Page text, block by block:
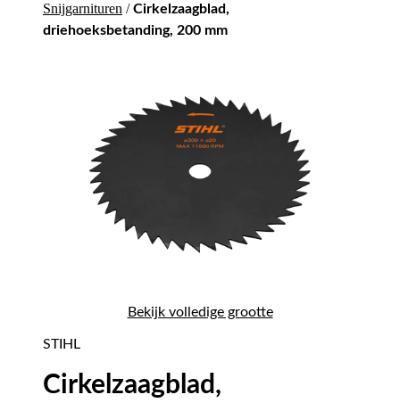
Snijgarnituren /Cirkelzaagblad,
driehoeksbetanding, 200 mm
Bekijk volledige grootte
STIHL
Cirkelzaagblad,